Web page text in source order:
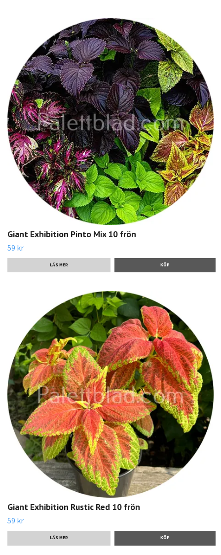
Giant Exhibition Pinto Mix 10 frön
59 kr
LÄS MER
Giant Exhibition Rustic Red 10 frön
59 kr
LÄS MER